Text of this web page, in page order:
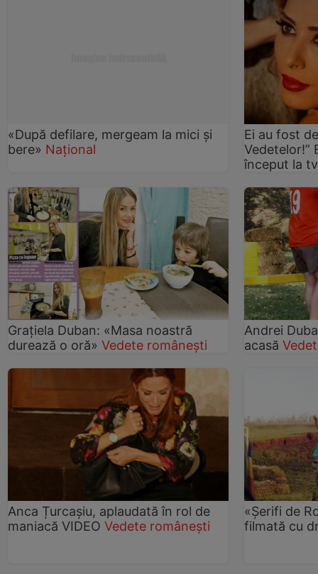
«După defilare, mergeam la mici şi
bere» Național
Ei au fost
Vedetelor!”
început la
Graţiela Duban: «Masa noastră
durează o oră» Vedete românești
Andrei
acasă
Anca Țurcașiu, aplaudată în rol de
maniacă VIDEO Vedete românești
«Şerifi de
filmată cu